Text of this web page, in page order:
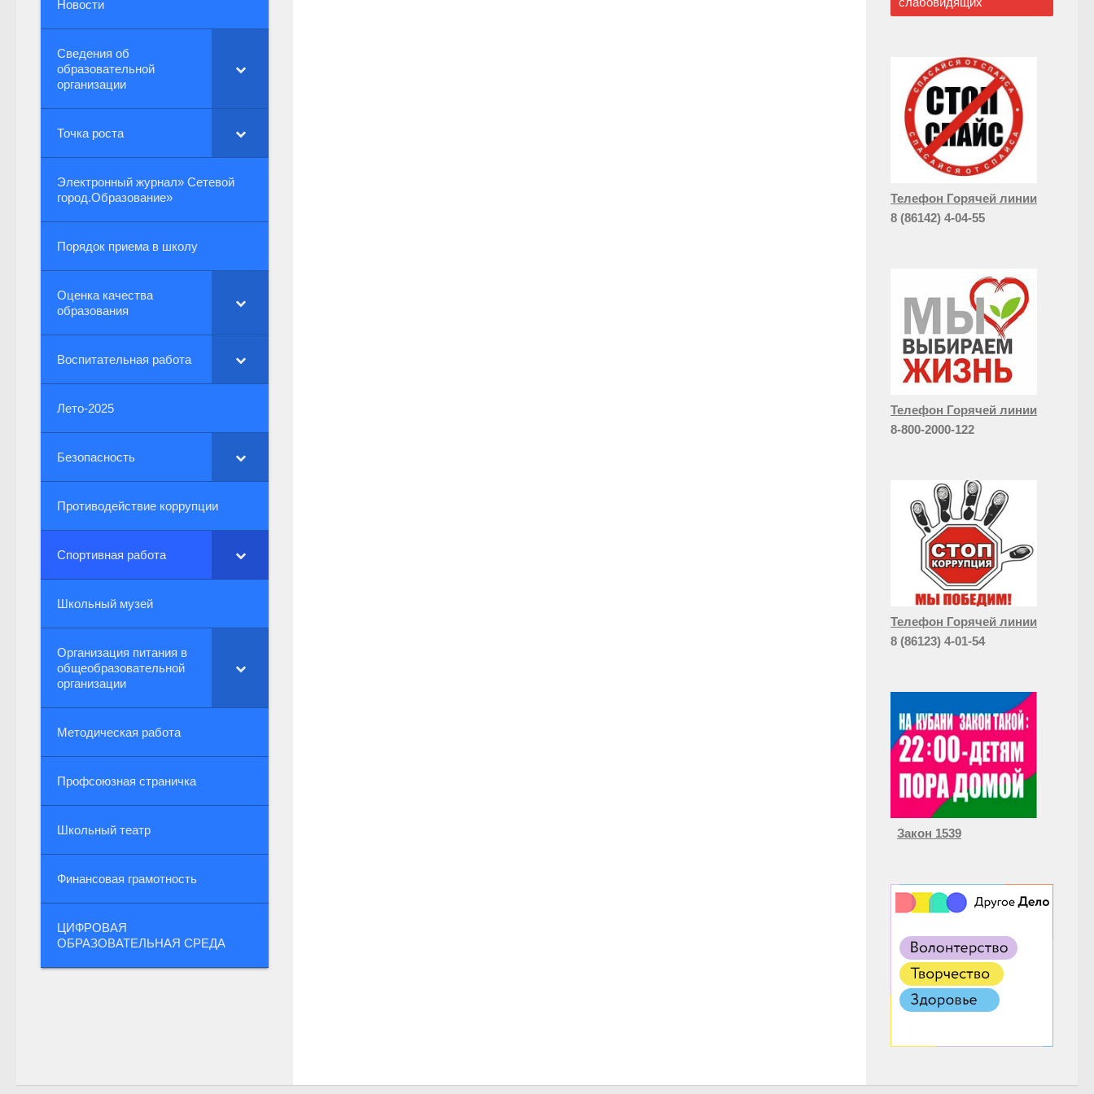
Новости
Сведения об
образовательной
организации
Точка роста
Электронный журнал» Сетевой
город.Образование»
Порядок приема в школу
Оценка качества
образования
Воспитательная работа
Лето-2025
Безопасность
Противодействие коррупции
Спортивная работа
Школьный музей
Организация питания в
общеобразовательной
организации
Методическая работа
Профсоюзная страничка
Школьный театр
Финансовая грамотность
ЦИФРОВАЯ
ОБРАЗОВАТЕЛЬНАЯ СРЕДА
Телефон Горячей линии
8 (86142) 4-04-55
Телефон Горячей линии
8-800-2000-122
Телефон Горячей линии
8 (86123) 4-01-54
Закон 1539